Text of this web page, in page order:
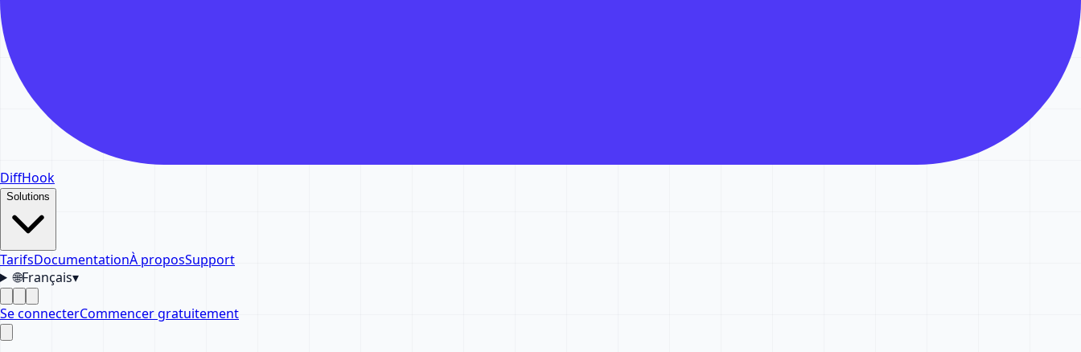
DiffHook
Solutions
TarifsDocumentationÀ proposSupport
🌐Français▾
Se connecterCommencer gratuitement